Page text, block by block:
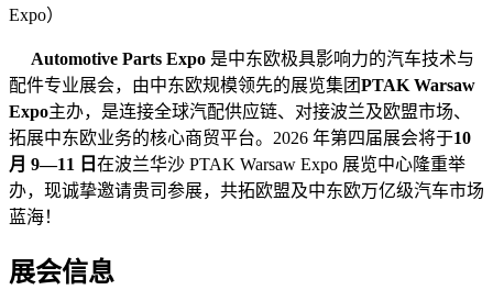
Expo）
Automotive Parts Expo 是中东欧极具影响力的汽车技术与
配件专业展会，由中东欧规模领先的展览集团PTAK Warsaw
Expo主办，是连接全球汽配供应链、对接波兰及欧盟市场、
拓展中东欧业务的核心商贸平台。2026 年第四届展会将于10
月 9—11 日 在波兰华沙 PTAK Warsaw Expo 展览中心隆重举
办，现诚挚邀请贵司参展，共拓欧盟及中东欧万亿级汽车市场
蓝海！
展会信息